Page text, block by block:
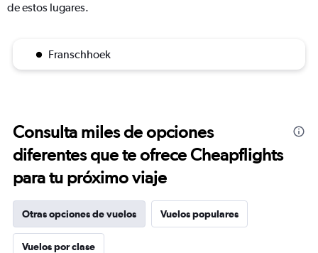
de estos lugares.
Franschhoek
Consulta miles de opciones
diferentes que te ofrece Cheapflights
para tu próximo viaje
Otras opciones de vuelos Vuelos populares
Vuelos por clase